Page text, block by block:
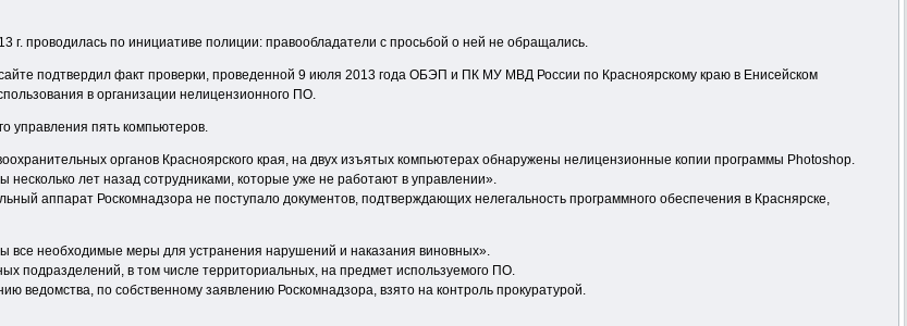
г. проводилась по инициативе полиции: правообладатели с просьбой о ней не обращались.
подтвердил факт проверки, проведенной 9 июля 2013 года ОБЭП и ПК МУ МВД России по Красноярскому краю в Енисейском
в организации нелицензионного ПО.
управления пять компьютеров.
органов Красноярского края, на двух изъятых компьютерах обнаружены нелицензионные копии программы Photoshop.
несколько лет назад сотрудниками, которые уже не работают в управлении».
аппарат Роскомнадзора не поступало документов, подтверждающих нелегальность программного обеспечения в Краснярске,
все необходимые меры для устранения нарушений и наказания виновных».
подразделений, в том числе территориальных, на предмет используемого ПО.
ведомства, по собственному заявлению Роскомнадзора, взято на контроль прокуратурой.